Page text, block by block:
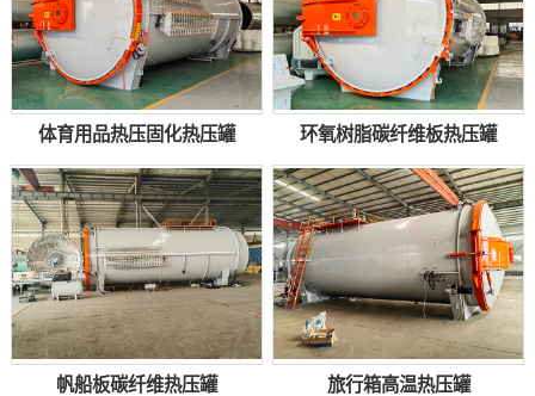
体育用品热压固化热压罐 环氧树脂碳纤维板热压罐
帆船板碳纤维热压罐 旅行箱高温热压罐